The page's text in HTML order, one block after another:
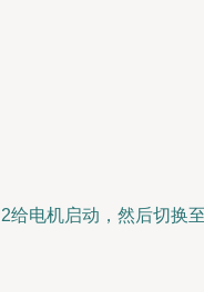
给电机启动，然后切换